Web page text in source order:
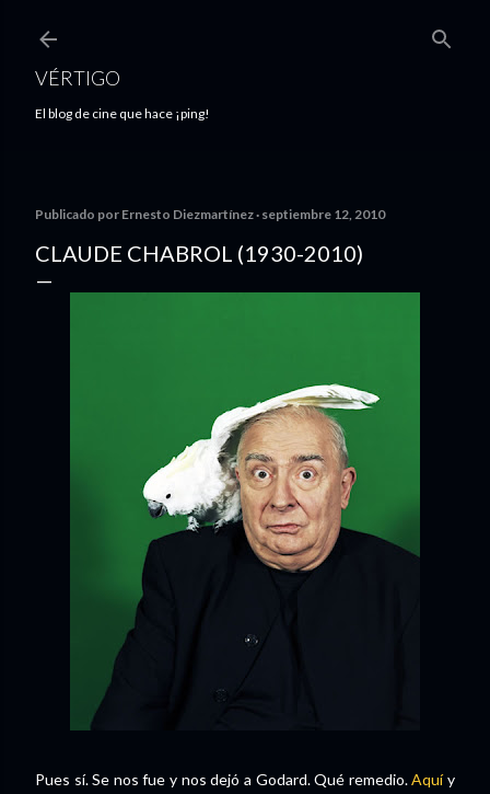
VÉRTIGO
El blog de cine que hace ¡ping!
Publicado por Ernesto Diezmartínez septiembre 12, 2010
CLAUDE CHABROL (1930-2010)
Pues sí. Se nos fue y nos dejó a Godard. Qué remedio.Aquíy